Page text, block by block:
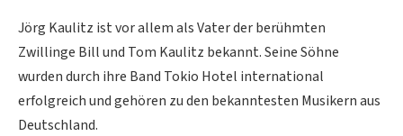
Jörg Kaulitz ist vor allem als Vater der berühmten
Zwillinge Bill und Tom Kaulitz bekannt. Seine Söhne
wurden durch ihre Band Tokio Hotel international
erfolgreich und gehören zu den bekanntesten Musikern aus
Deutschland.